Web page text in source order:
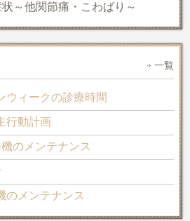
～他関節痛・こわばり～
一覧
ウィークの診療時間
行動計画
のメンテナンス
のメンテナンス